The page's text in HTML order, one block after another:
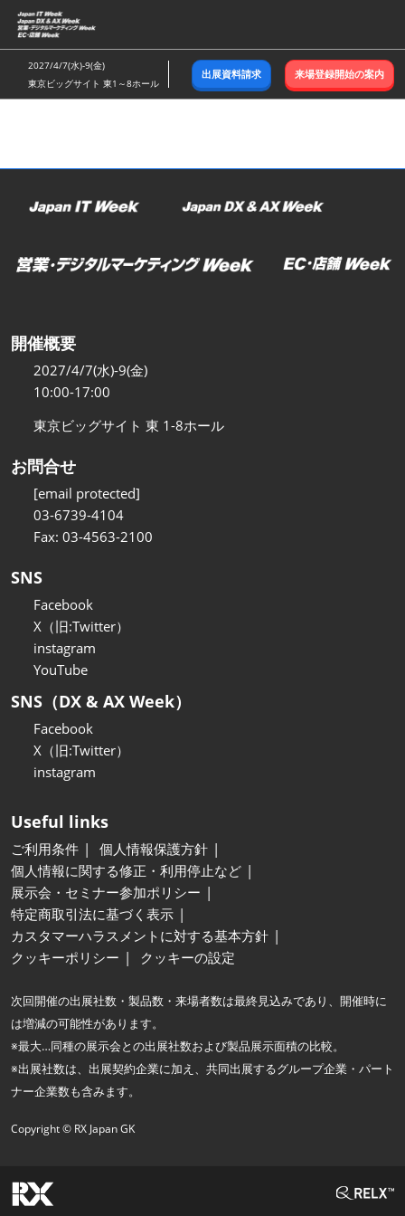
ス
キ
ッ
し
む
2027/4/7(水)-9(金)
東京ビッグサイト 東1～8ホール
出展資料請求 来場登録開始の案内
開催概要
2027/4/7(水)-9(金)
10:00-17:00
東京ビッグサイト 東 1-8ホール
お問合せ
[email protected]
03-6739-4104
Fax: 03-4563-2100
SNS
Facebook
X（旧:Twitter）
instagram
YouTube
SNS（DX & AX Week）
Facebook
X（旧:Twitter）
instagram
Useful links
ご利用条件
個人情報保護方針
個人情報に関する修正・利用停止など
展示会・セミナー参加ポリシー
特定商取引法に基づく表示
カスタマーハラスメントに対する基本方針
クッキーポリシー
クッキーの設定
次回開催の出展社数・製品数・来場者数は最終見込みであり、開催時に
は増減の可能性があります。
※最大…同種の展示会との出展社数および製品展示面積の比較。
※出展社数は、出展契約企業に加え、共同出展するグループ企業・パート
ナー企業数も含みます。
Copyright © RX Japan GK